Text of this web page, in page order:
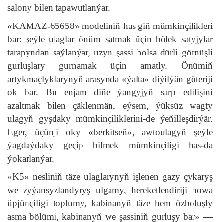
salony bilen tapawutlanýar.
«KAMAZ-65658» modeliniň has giň mümkinçilikleri
bar: şeýle ulaglar önüm satmak üçin bölek satyjylar
tarapyndan saýlanýar, uzyn şassi bolsa dürli görnüşli
gurluşlary gurnamak üçin amatly. Önümiň
artykmaçlyklarynyň arasynda «ýalta» diýilýän göteriji
ok bar. Bu enjam diňe ýangyjyň sarp edilişini
azaltmak bilen çäklenmän, eýsem, ýüksüz wagty
ulagyň gyşdaky mümkinçiliklerini-de ýeňilleşdirýär.
Eger, üçünji oky «berkitseň», awtoulagyň şeýle
ýagdaýdaky geçip bilmek mümkinçiligi has-da
ýokarlanýar.
«K5» nesliniň täze ulaglarynyň işlenen gazy çykaryş
we zyýansyzlandyryş ulgamy, hereketlendiriji howa
üpjünçiligi toplumy, kabinanyň täze hem özboluşly
asma bölümi, kabinanyň we şassiniň gurluşy bar» —